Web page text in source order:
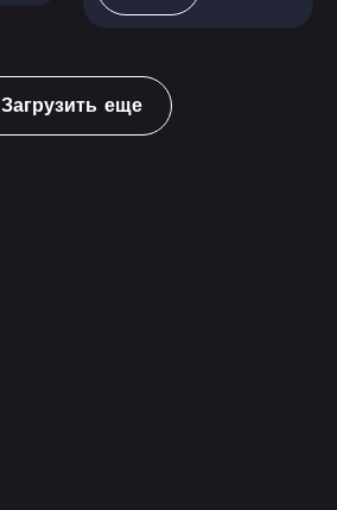
Загрузить еще